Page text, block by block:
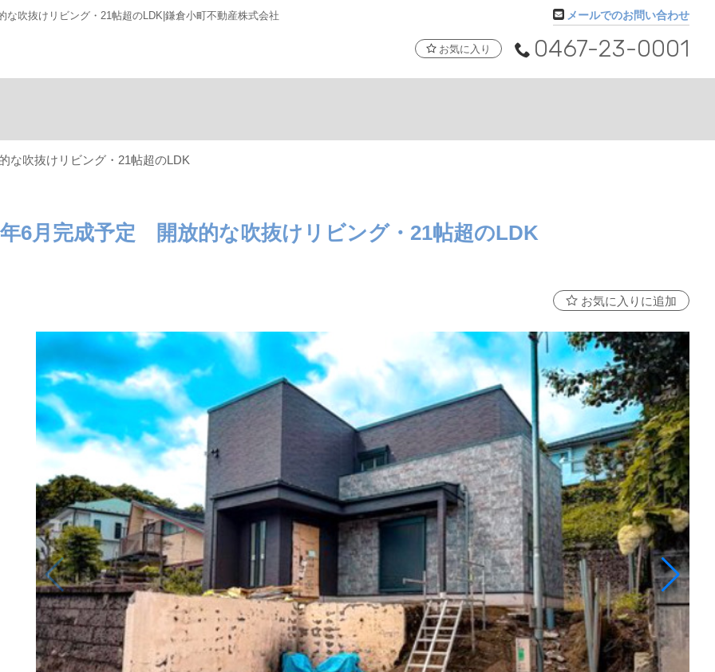
吹抜けリビング・21帖超のLDK|鎌倉小町不動産株式会社 メールでのお問い合わせ
お気に入り 0467-23-0001
吹抜けリビング・21帖超のLDK
6月完成予定 開放的な吹抜けリビング・21帖超のLDK
お気に入りに追加